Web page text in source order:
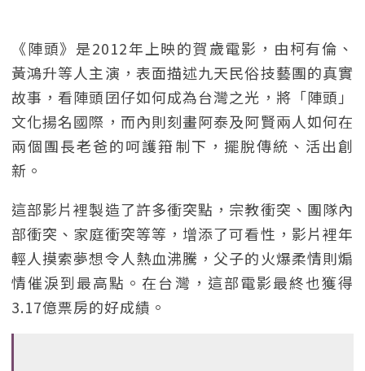
《陣頭》是2012年上映的賀歲電影，由柯有倫、
黃鴻升等人主演，表面描述九天民俗技藝團的真實
故事，看陣頭囝仔如何成為台灣之光，將「陣頭」
文化揚名國際，而內則刻畫阿泰及阿賢兩人如何在
兩個團長老爸的呵護箝制下，擺脫傳統、活出創
新。
這部影片裡製造了許多衝突點，宗教衝突、團隊內
部衝突、家庭衝突等等，增添了可看性，影片裡年
輕人摸索夢想令人熱血沸騰，父子的火爆柔情則煽
情催淚到最高點。在台灣，這部電影最終也獲得
3.17億票房的好成績。